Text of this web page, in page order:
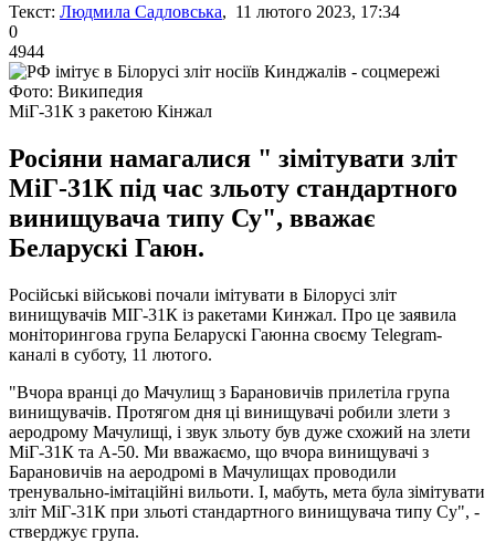
Текст: Людмила Садловська, 11 лютого 2023, 17:34
0
4944
Фото: Википедия
МіГ-31К з ракетою Кінжал
Росіяни намагалися " зімітувати зліт
МіГ-31К під час зльоту стандартного
винищувача типу Су", вважає
Беларускі Гаюн.
Російські військові почали імітувати в Білорусі зліт
винищувачів МІГ-31К із ракетами Кинжал. Про це заявила
моніторингова група Беларускі Гаюнна своєму Telegram-
каналі в суботу, 11 лютого.
"Вчора вранці до Мачулищ з Барановичів прилетіла група
винищувачів. Протягом дня ці винищувачі робили злети з
аеродрому Мачулищі, і звук зльоту був дуже схожий на злети
МіГ-31К та А-50. Ми вважаємо, що вчора винищувачі з
Барановичів на аеродромі в Мачулищах проводили
тренувально-імітаційні вильоти. І, мабуть, мета була зімітувати
зліт МіГ-31К при зльоті стандартного винищувача типу Су", -
стверджує група.